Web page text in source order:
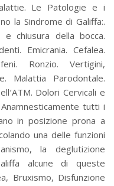
Le Patologie e i
la Sindrome di Galiffa:.
e chiusura della bocca.
Emicrania. Cefalea.
Ronzio. Vertigini,
Malattia Parodontale.
Dolori Cervicali e
tutti i
in posizione prona a
una delle funzioni
la deglutizione
alcune di queste
Bruxismo, Disfunzione